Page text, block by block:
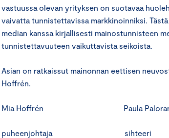
vastuussa olevan yrityksen on suotavaa
vaivatta tunnistettavissa markkinoinniksi.
median kanssa kirjallisesti mainostunnisteen
tunnistettavuuteen vaikuttavista seikoista.
Asian on ratkaissut mainonnan eettisen
Hoffrén.
Mia Hoffrén Paula
puheenjohtaja sihteeri